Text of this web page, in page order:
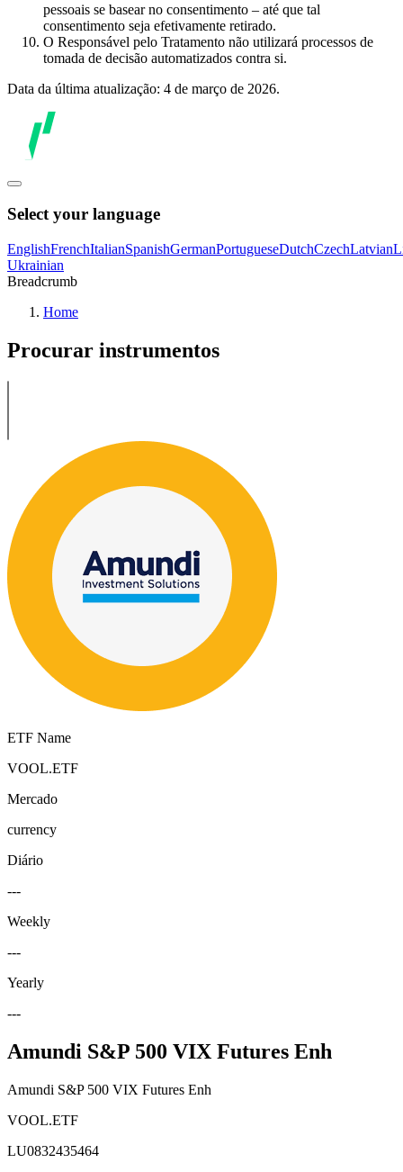
pessoais se basear no consentimento – até que tal
consentimento seja efetivamente retirado.
O Responsável pelo Tratamento não utilizará processos de
tomada de decisão automatizados contra si.
Data da última atualização: 4 de março de 2026.
Select your language
EnglishFrenchItalianSpanishGermanPortugueseDutchCzechLatvian
Ukrainian
Breadcrumb
Home
Procurar instrumentos
ETF Name
VOOL.ETF
Mercado
currency
Diário
---
Weekly
---
Yearly
---
Amundi S&P 500 VIX Futures Enh
Amundi S&P 500 VIX Futures Enh
VOOL.ETF
LU0832435464